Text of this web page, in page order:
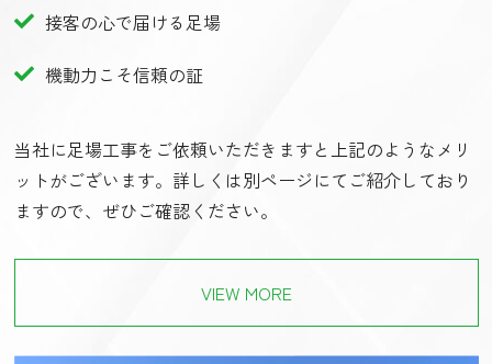
接客の心で届ける足場
機動力こそ信頼の証
当社に足場工事をご依頼いただきますと上記のようなメリ
ットがございます。詳しくは別ページにてご紹介しており
ますので、ぜひご確認ください。
VIEW MORE